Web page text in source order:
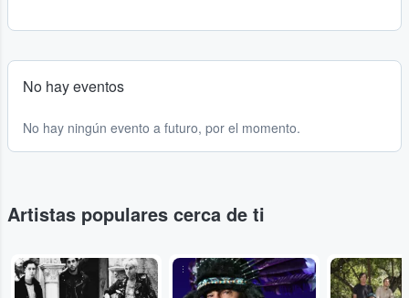
No hay eventos
No hay ningún evento a futuro, por el momento.
Artistas populares cerca de ti
... ... ...